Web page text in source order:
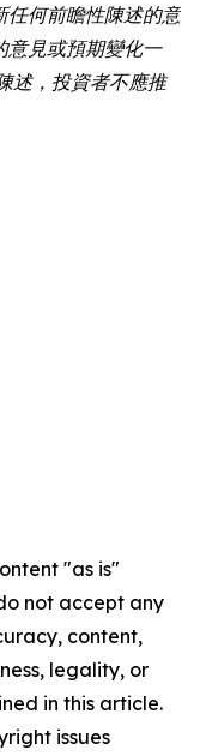
任何前瞻性陳述的意
意見或預期變化一
述，投資者不應推
"as is"
not accept any
content,
legality, or
in this article.
issues